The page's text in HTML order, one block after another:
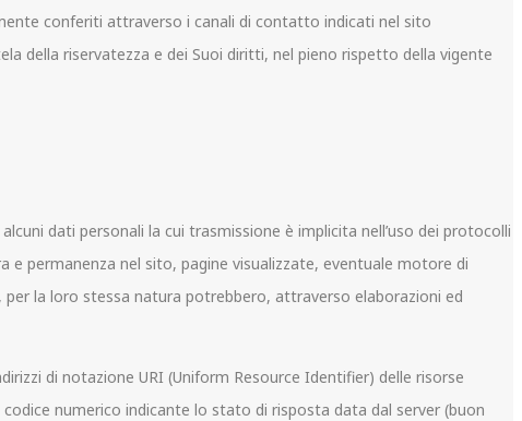
conferiti attraverso i canali di contatto indicati nel sito
della riservatezza e dei Suoi diritti, nel pieno rispetto della vigente
dati personali la cui trasmissione è implicita nell’uso dei protocolli
permanenza nel sito, pagine visualizzate, eventuale motore di
la loro stessa natura potrebbero, attraverso elaborazioni ed
di notazione URI (Uniform Resource Identifier) delle risorse
numerico indicante lo stato di risposta data dal server (buon